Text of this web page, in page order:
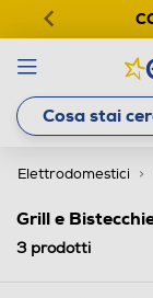
Elettrodomestici
Grill e
3prodotti